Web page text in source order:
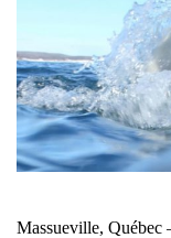
Massueville, Québec